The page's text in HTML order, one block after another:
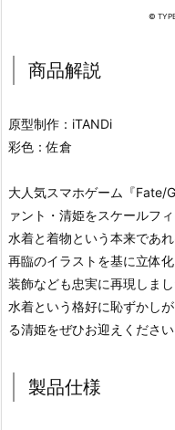
©
商品解説
原型制作：iTANDi
彩色：佐倉
大人気スマホゲーム『Fate/
ァント・清姫をスケールフ
水着と着物という本来であ
再臨のイラストを基に立体
装飾なども忠実に再現しまし
水着という格好に恥ずかし
る清姫をぜひお迎えください
製品仕様